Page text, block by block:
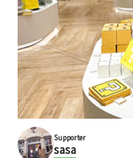
Supporter
sasa